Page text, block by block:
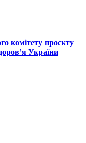
комітету проєкту
України